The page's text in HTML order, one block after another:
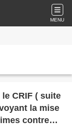
MENU
CRIF ( suite
la mise
contre